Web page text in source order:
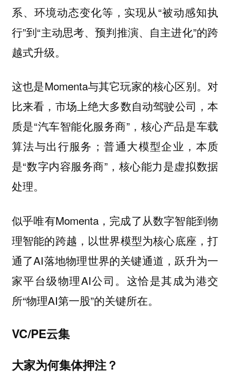
系、环境动态变化等，实现从“被动感知执
行”到“主动思考、预判推演、自主进化”的跨
越式升级。
这也是Momenta与其它玩家的核心区别。对
比来看，市场上绝大多数自动驾驶公司，本
质是“汽车智能化服务商”，核心产品是车载
算法与出行服务；普通大模型企业，本质
是“数字内容服务商”，核心能力是虚拟数据
处理。
似乎唯有Momenta，完成了从数字智能到物
理智能的跨越，以世界模型为核心底座，打
通了AI落地物理世界的关键通道，跃升为一
家平台级物理AI公司。这恰是其成为港交
所“物理AI第一股”的关键所在。
VC/PE云集
大家为何集体押注？